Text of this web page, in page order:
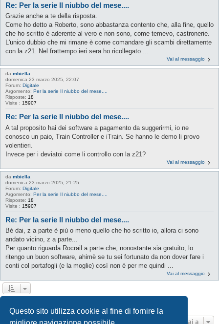
Questo sito utilizza cookie al fine di fornire la
Re: Per la serie Il niubbo del mese....
Grazie anche a te della risposta.
Come ho detto a Roberto, sono abbastanza contento che, alla fine, quello
che ho scritto è aderente al vero e non sono, come temevo, castronerie.
L'unico dubbio che mi rimane è come comandare gli scambi direttamente
con la z21. Nel frattempo ieri sera ho ricollegato ...
Vai al messaggio
da mbiella
domenica 23 marzo 2025, 22:07
Forum: Digitale
Argomento: Per la serie Il niubbo del mese....
Risposte: 18
Visite : 15907
Re: Per la serie Il niubbo del mese....
A tal proposito hai dei software a pagamento da suggerirmi, io ne
conosco un paio, Train Controller e iTrain. Se hanno le demo li provo
volentieri.
Invece per i deviatoi come li controllo con la z21?
Vai al messaggio
da mbiella
domenica 23 marzo 2025, 21:25
Forum: Digitale
Argomento: Per la serie Il niubbo del mese....
Risposte: 18
Visite : 15907
Re: Per la serie Il niubbo del mese....
Bè dai, z a parte è più o meno quello che ho scritto io, allora ci sono
andato vicino, z a parte...
Per quanto riguarda Rocrail a parte che, nonostante sia gratuito, lo
ritengo un buon software, ahimè se tu sei fortunato da non dover fare i
conti col portafogli (e la moglie) così non è per me quindi ...
Vai al messaggio
Vai a